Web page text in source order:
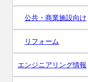
公共・商業施設向け
リフォーム
エンジニアリング情報